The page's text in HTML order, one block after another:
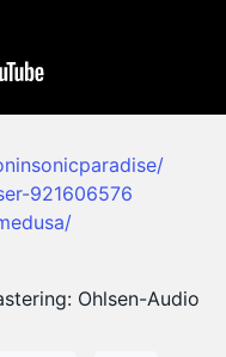
921606576
Ohlsen-Audio